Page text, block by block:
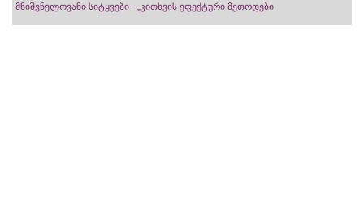
მნიშვნელოვანი სიტყვები - „კითხვის ეფექტური მეთოდები